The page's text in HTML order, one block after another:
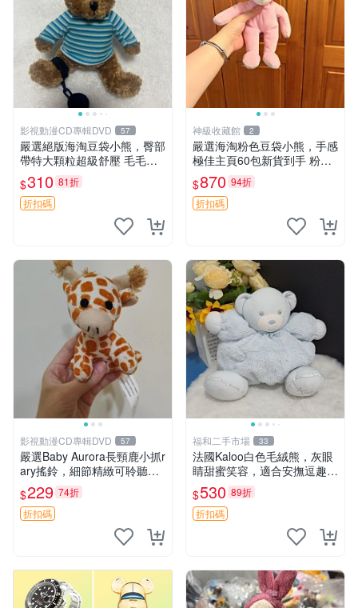
影視動漫CD專輯DVD 57
嚴選絕版海淘豆袋小熊，臀部
帶特大顆粒超級舒壓 毛毛摸
起來格外順滑適合收藏 100%
棉質 豆袋枕 豆袋、抱枕、小
熊
$310 81折
折扣碼
神級收藏館 2
嚴選海淘粉色豆袋小熊，手感
極佳主頁60包新貨到手 粉熊
豆袋 女孩豆袋熊
$870 94折
折扣碼
影視動漫CD專輯DVD 57
嚴選Baby Aurora長頸鹿小抓r
ary搖鈴，細節精緻可聆聽清
脆鈴音 軟萌可愛 定制紀念 金
屬搖鈴 新手媽咪推薦 長頸鹿
抓rary 搖鈴
$229 74折
折扣碼
福和二手市場 33
法國Kaloo白色毛絨熊，灰眼
睛甜蜜笑容，適合安撫逗趣可
愛，柔軟面料手感佳。14 白
色安撫熊 毛絨玩具 寶寶逗樂
具
$530 89折
折扣碼